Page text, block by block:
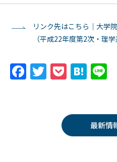
リンク先はこちら｜大学
（平成22年度第2次・理
F T
er
P
k
et
H
n
a
最新情